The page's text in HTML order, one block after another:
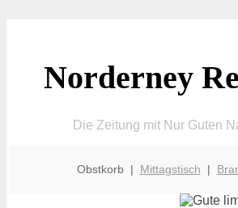
Norderney
Die Zeitung mit Nur Guten
Obstkorb | Mittagstisch |